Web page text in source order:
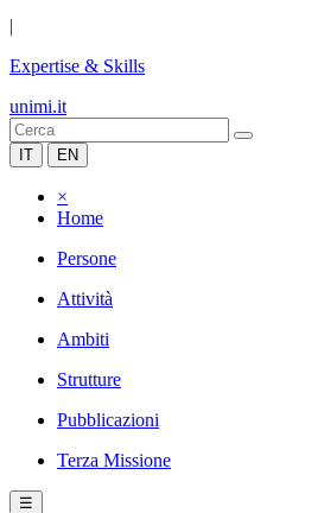
|
Expertise & Skills
unimi.it
IT EN
×
Home
Persone
Attività
Ambiti
Strutture
Pubblicazioni
Terza Missione
☰